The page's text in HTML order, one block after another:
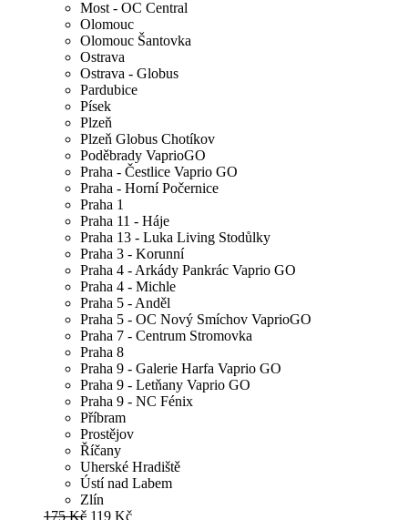
Most - OC Central
Olomouc
Olomouc Šantovka
Ostrava
Ostrava - Globus
Pardubice
Písek
Plzeň
Plzeň Globus Chotíkov
Poděbrady VaprioGO
Praha - Čestlice Vaprio GO
Praha - Horní Počernice
Praha 1
Praha 11 - Háje
Praha 13 - Luka Living Stodůlky
Praha 3 - Korunní
Praha 4 - Arkády Pankrác Vaprio GO
Praha 4 - Michle
Praha 5 - Anděl
Praha 5 - OC Nový Smíchov VaprioGO
Praha 7 - Centrum Stromovka
Praha 8
Praha 9 - Galerie Harfa Vaprio GO
Praha 9 - Letňany Vaprio GO
Praha 9 - NC Fénix
Příbram
Prostějov
Říčany
Uherské Hradiště
Ústí nad Labem
Zlín
175 Kč 119 Kč